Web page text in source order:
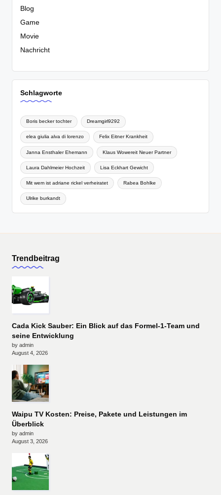
Blog
Game
Movie
Nachricht
Schlagworte
Boris becker tochter Dreamgirl9292
elea giulia alva di lorenzo Felix Eitner Krankheit
Janna Ensthaler Ehemann Klaus Wowereit Neuer Partner
Laura Dahlmeier Hochzeit Lisa Eckhart Gewicht
Mit wem ist adriane rickel verheiratet Rabea Bohlke
Ulrike burkandt
Trendbeitrag
Cada Kick Sauber: Ein Blick auf das Formel-1-Team und
seine Entwicklung
by admin
August 4, 2026
Waipu TV Kosten: Preise, Pakete und Leistungen im
Überblick
by admin
August 3, 2026